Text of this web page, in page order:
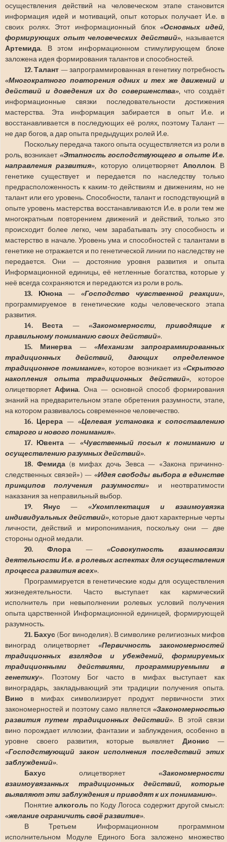
осуществления действий на человеческом этапе становится
информация идей и мотиваций, опыт которых получает И.е. в
своих ролях. Этот информационный блок«Основных идей,
формирующих опыт человеческих действий», называется
Артемида. В этом информационном стимулирующем блоке
заложена идея формирования талантов и способностей.
12. Талант — запрограммированная в генетику потребность
«Многократного повторения одних и тех же движений и
действий и доведения их до совершенства», что создаёт
информационные связки последовательности достижения
мастерства. Эта информация забирается в опыт И.е. и
восстанавливается в последующих её ролях, поэтому Талант —
не дар богов, а дар опыта предыдущих ролей И.е.
Поскольку передача такого опыта осуществляется из роли в
роль, возникает «Этапность господствующего в опыте И.е.
направления развития», которую олицетворяет Аполлон. В
генетике существует и передается по наследству только
предрасположенность к каким-то действиям и движениям, но не
талант или его уровень. Способности, талант и господствующий в
опыте уровень мастерства восстанавливаются И.е. в роли тем же
многократным повторением движений и действий, только это
происходит более легко, чем зарабатывать эту способность и
мастерство в начале. Уровень ума и способностей с талантами в
генетике не отражается и по генетической линии по наследству не
передается. Они — достояние уровня развития и опыта
Информационной единицы, её нетленные богатства, которые у
неё всегда сохраняются и передаются из роли в роль.
13. Юнона—«Господство чувственной реакции»,
программируемое в генетические коды человеческого этапа
развития.
14. Веста —«Закономерности, приводящие к
правильному пониманию своих действий».
15. Минерва — «Механизм запрограммированных
традиционных действий, дающих определенное
традиционное понимание», которое возникает из«Скрытого
накопления опыта традиционных действий», которое
олицетворяет Афина. Она — основной способ формирования
знаний на предварительном этапе обретения разумности, этапе,
на котором развивалось современное человечество.
16. Церера— «Целевая установка к сопоставлению
старого и нового понимания».
17. Ювента — «Чувственный посыл к пониманию и
осуществлению разумных действий».
18. Фемида (в мифах дочь Зевса — «Закона причинно-
следственных связей») — «Идея свободы выбора в единстве
принципов получения разумности» и неотвратимости
наказания за неправильный выбор.
19. Янус—«Укомплектация и взаимоувязка
индивидуальных действий», которые дают характерные черты
личности, действий и миропонимания, поскольку они — две
стороны одной медали.
20. Флора —«Совокупность взаимосвязи
деятельности И.е. в ролевых аспектах для осуществления
процесса развития всех».
Программируется в генетические коды для осуществления
жизнедеятельности. Часто выступает как кармический
исполнитель при невыполнении ролевых условий получения
опыта царственной Информационной единицей, формирующей
разумность.
21. Бахус (Бог виноделия). В символике религиозных мифов
виноград олицетворяет «Первичность закономерностей
традиционных взглядов и убеждений, формируемых
традиционными действиями, программируемыми в
генетику». Поэтому Бог часто в мифах выступает как
виноградарь, закладывающий эти традиции получения опыта.
Вино в мифах символизирует продукт первичности этих
закономерностей и поэтому само является «Закономерностью
развития путем традиционных действий». В этой связи
вино порождает иллюзии, фантазии и заблуждения, особенно в
уровне своего развития, которые выявляет Дионис —
«Господствующий закон исполнения последствий этих
заблуждений».
Бахус олицетворяет«Закономерности
взаимоувязанных традиционных действий, которые
выявляют эти заблуждения и приводят к их пониманию».
Понятие алкоголь по Коду Логоса содержит другой смысл:
«желание ограничить своё развитие».
В Третьем Информационном программном
исполнительном Модуле Единого Бога заложено множество